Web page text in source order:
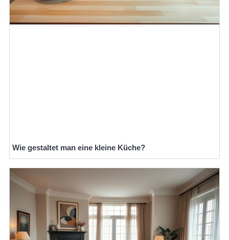
Wie gestaltet man eine kleine Küche?